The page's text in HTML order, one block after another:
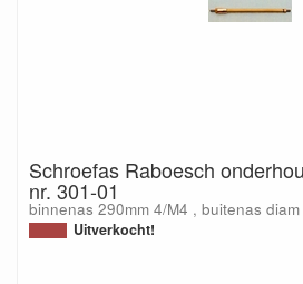
Schroefas Raboesch
nr. 301-01
binnenas 290mm 4/M4 , buitenas
Uitverkocht!